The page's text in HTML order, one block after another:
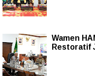
Wamen
Restoratif